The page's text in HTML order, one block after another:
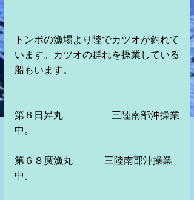
トンボの漁場より陸でカツオが釣れて
います。カツオの群れを操業している
船もいます。
第８日昇丸　　　　　三陸南部沖操業
中。
第６８廣漁丸　　　 三陸南部沖操業
中。